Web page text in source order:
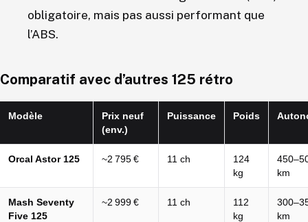
obligatoire, mais pas aussi performant que
l’ABS.
Comparatif avec d’autres 125 rétro
Modèle
Prix neuf
(env.)
Puissance Poids
Orcal Astor 125 ~2 795 € 11 ch
124
kg
km
Mash Seventy
Five 125
~2 999 € 11 ch
112
kg
km